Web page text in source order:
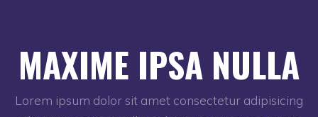
MAXIME IPSA NULLA
Lorem ipsum dolor sit amet consectetur adipisicing